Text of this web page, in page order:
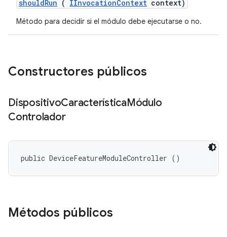
should Run ( IInvocationContext context)
Método para decidir si el módulo debe ejecutarse o no.
Constructores públicos
DispositivoCaracterísticaMódulo
Controlador
public DeviceFeatureModuleController ()
Métodos públicos